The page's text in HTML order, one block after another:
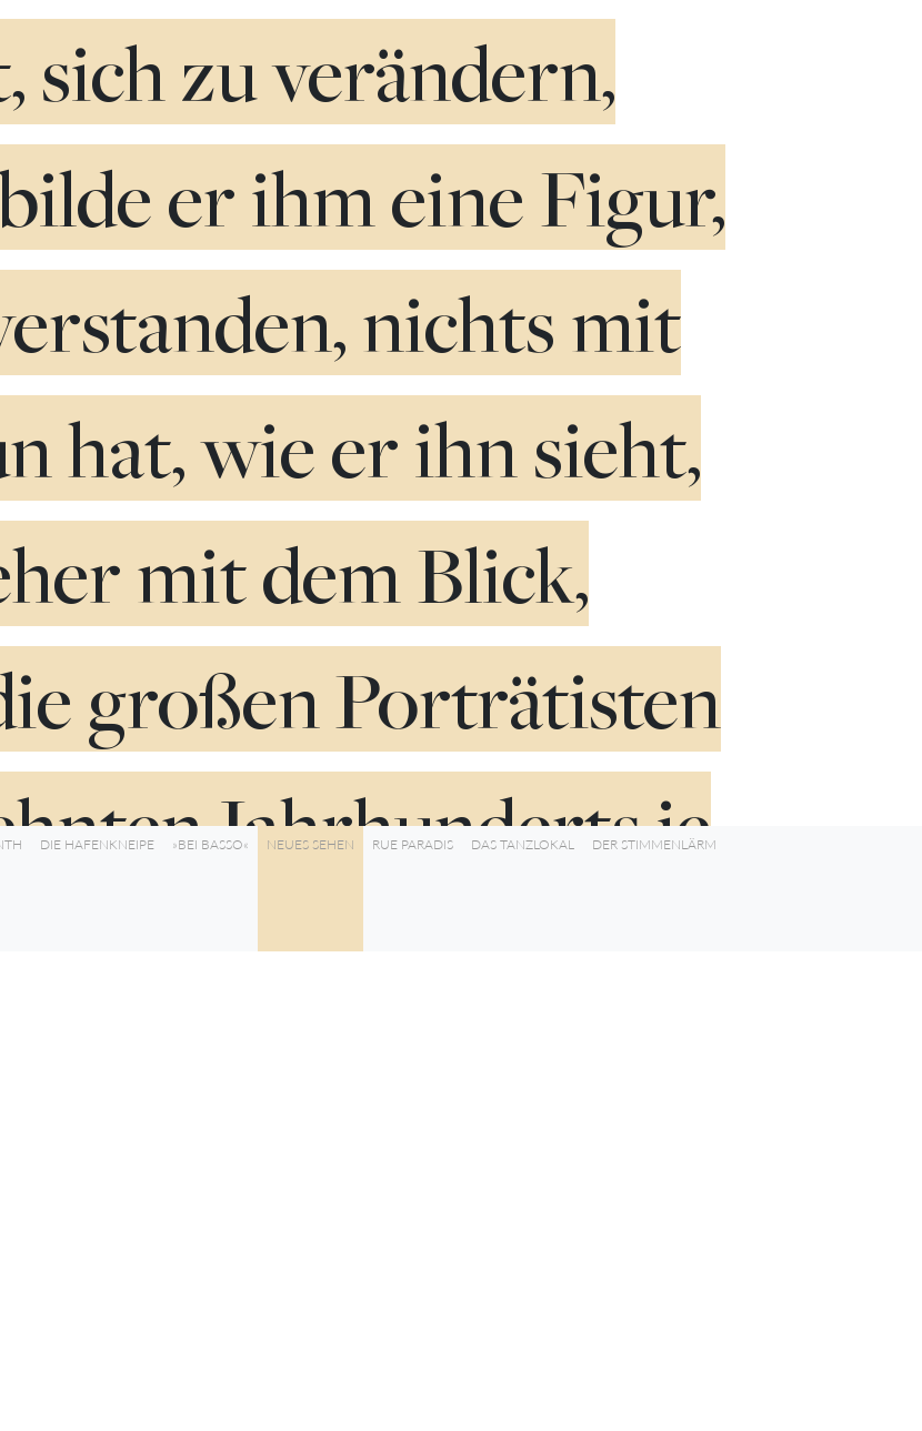
sich zu verändern,
er ihm eine Figur,
nichts mit
hat, wie er ihn sieht,
mit dem Blick,
großen Porträtisten
Jahrhunderts je
der
DIE HAFENKNEIPE »BEI BASSO« NEUES SEHEN RUE PARADIS DAS TANZLOKAL DER STIMMENLÄRM